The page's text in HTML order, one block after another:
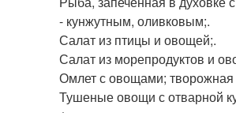
- кунжутным, оливковым;.
Салат из птицы и овощей;.
Салат из морепродуктов и
Омлет с овощами;
Тушеные овощи с отварной